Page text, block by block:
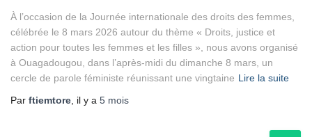
À l’occasion de la Journée internationale des droits des femmes,
célébrée le 8 mars 2026 autour du thème « Droits, justice et
action pour toutes les femmes et les filles », nous avons organisé
à Ouagadougou, dans l’après-midi du dimanche 8 mars, un
cercle de parole féministe réunissant une vingtaine Lire la suite
Par ftiemtore , il y a 5 mois